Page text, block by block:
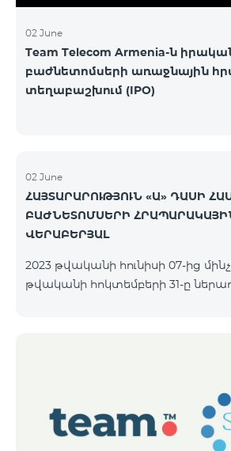
02 June
Team Telecom Armenia-ն
բաժնետոմսերի առաջնային
տեղաբաշխում (IPO)
02 June
ՀԱՅՏԱՐԱՐՈՒԹՅՈՒՆ «Ա» ԴԱՍԻ
ԲԱԺՆԵՏՈՄՍԵՐԻ
ՎԵՐԱԲԵՐՅԱԼ
2023 թվականի հունիսի 07-ից
թվականի հոկտեմբերի 31-ը
«Ա» դասի հասարակ բաժնետոմսեր
40,000,000 հատ ՄԵԿ ԲԱԺՆԵՏՈՄՍԻ ԳԻՆԸ 206 ՀՀ
դրամ ՏԵՂԱԲԱՇԽՄԱՆ ԸՆԴՀԱՆՈՒՐ ԾԱՎԱԼԸ